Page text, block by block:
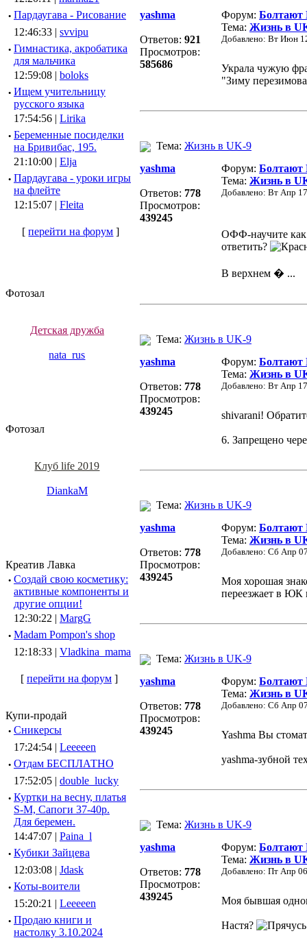
· Пардаугава - Рисование
12:46:33 | svvipu
· Гимнастика, акробатика
для мальчика
12:59:08 | boloks
· Ищем учительницу
русского языка
17:54:56 | Lirika
· Беременные посиделки
на Бривибас, 195.
21:10:00 | Elja
· Пардаугава - уроки игры
на флейте
12:15:07 | Fleita
[перейти на форум ]
Фотозал
Детская дружба
nata_rus
Фотозал
Клуб life 2019
DiankaM
Креатив Лавка
· Создай свою косметику:
активные компоненты и
другие опции!
12:30:22 | MargG
· Madam Pompon's shop
12:18:33 | Vladkina_mama
[ перейти на форум ]
Купи-продай
· Сникерсы
17:24:54 | Leeeeen
· Отдам БЕСПЛАТНО
17:52:05 | double_lucky
· Куртки на весну, платья
S-M, Сапоги 37-40р.
Для беремен.
14:47:07 | Paina_l
· Кубики Зайцева
12:03:08 | Jdask
· Коты-воители
15:20:21 | Leeeeen
· Продаю книги и
настолку 3.10.2024
yashma
Ответов: 921
Просмотров:
585686
Форум: Болтают
Тема: Жизнь в
Добавлено: Вт Июн
Украла чужую
"Зиму
Тема: Жизнь в UK-9
yashma
Ответов: 778
Просмотров:
439245
Форум: Болтают
Тема: Жизнь в
Добавлено: Вт Апр
ОФФ-научите как
ответить?
В верхнем � ...
Тема: Жизнь в UK-9
yashma
Ответов: 778
Просмотров:
439245
Форум: Болтают
Тема: Жизнь в
Добавлено: Вт Апр
shivarani!
6. Запрещено
Тема: Жизнь в UK-9
yashma
Ответов: 778
Просмотров:
439245
Форум: Болтают
Тема: Жизнь в
Добавлено: Сб Апр
Моя хорошая
переезжает в ЮК
Тема: Жизнь в UK-9
yashma
Ответов: 778
Просмотров:
439245
Форум: Болтают
Тема: Жизнь в
Добавлено: Сб Апр
Yashma Вы
yashma-зубной
Тема: Жизнь в UK-9
yashma
Ответов: 778
Просмотров:
439245
Форум: Болтают
Тема: Жизнь в
Добавлено: Пт Апр
Моя бывшая
Настя?